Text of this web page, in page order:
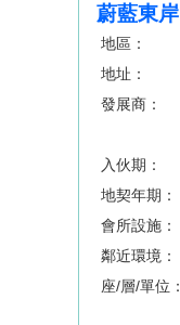
蔚藍東岸
地區：
地址：
發展商：
入伙期：
地契年期：
會所設施：
鄰近環境：
座/層/單位：